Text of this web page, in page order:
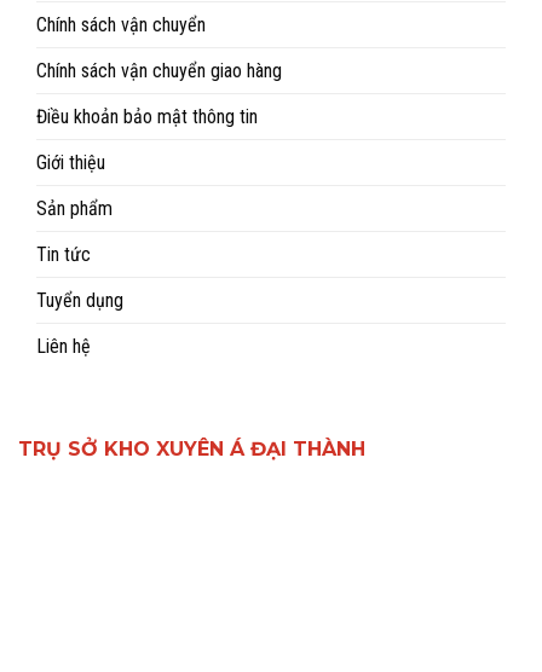
Chính sách vận chuyển
Chính sách vận chuyển giao hàng
Điều khoản bảo mật thông tin
Giới thiệu
Sản phẩm
Tin tức
Tuyển dụng
Liên hệ
TRỤ SỞ KHO XUYÊN Á ĐẠI THÀNH